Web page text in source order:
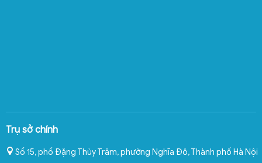
Trụ sở chính
Số 15, phố Đặng Thùy Trâm, phường Nghĩa Đô,Thành phố Hà Nội